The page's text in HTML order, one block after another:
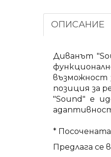
ОПИСАНИЕ
Диванът
възможност
позиция за
"Sound" е
* Посочената
Предлага се